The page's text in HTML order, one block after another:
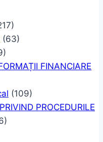
(63)
FINANCIARE
(109)
PROCEDURILE